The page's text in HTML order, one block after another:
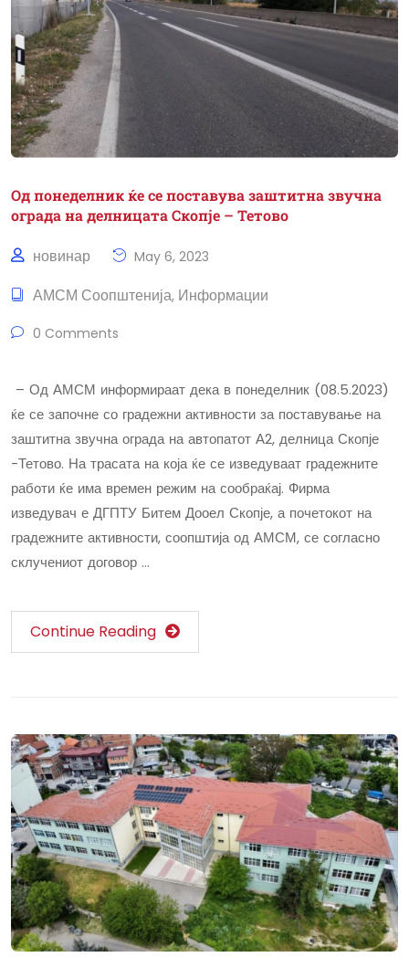
Од понеделник ќе се поставува заштитна звучна
ограда на делницата Скопје – Тетово
новинар May 6, 2023
АМСМ Соопштенија, Информации
0 Comments
– Од АМСМ информираат дека в понеделник (08.5.2023)
ќе се започне со градежни активности за поставување на
заштитна звучна ограда на автопатот А2, делница Скопје
-Тетово. На трасата на која ќе се изведуваат градежните
работи ќе има времен режим на сообраќај. Фирма
изведувач е ДГПТУ Битем Дооел Скопје, а почетокот на
градежните активности, соопштија од АМСМ, се согласно
склучениот договор …
Continue Reading